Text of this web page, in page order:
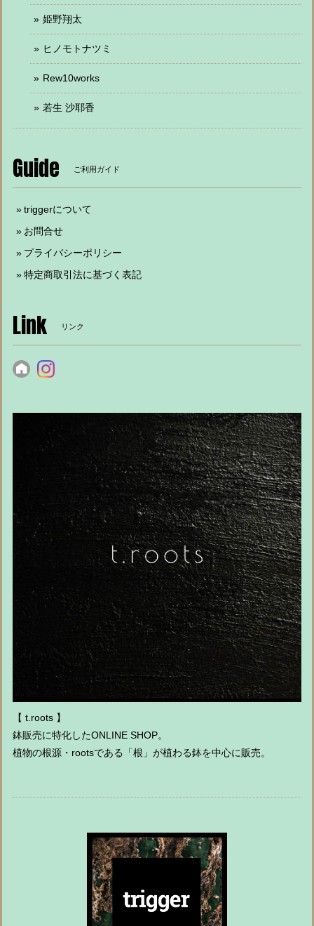
姫野翔太
ヒノモトナツミ
Rew10works
若生 沙耶香
Guide ご利用ガイド
triggerについて
お問合せ
プライバシーポリシー
特定商取引法に基づく表記
Link リンク
【 t.roots 】
鉢販売に特化したONLINE SHOP。
植物の根源・rootsである「根」が植わる鉢を中心に販売。